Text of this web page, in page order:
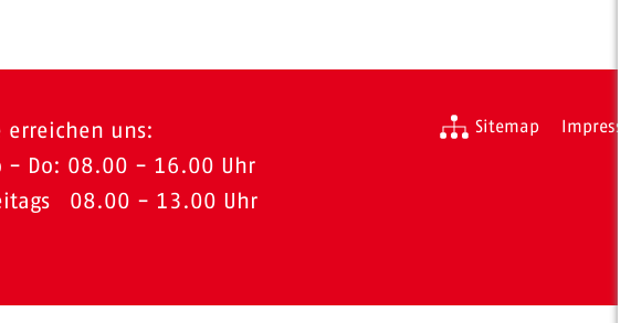
erreichen uns:
- Do: 08.00 - 16.00 Uhr
08.00 - 13.00 Uhr
Sitemap